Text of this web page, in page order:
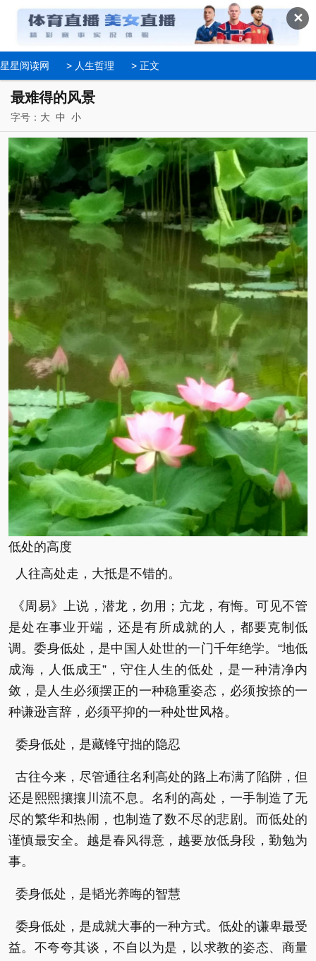
✕
星星阅读网 > 人生哲理 > 正文
最难得的风景
字号： 大 中 小
低处的高度
人往高处走，大抵是不错的。
《周易》上说，潜龙，勿用；亢龙，有悔。可见不管
是处在事业开端，还是有所成就的人，都要克制低
调。委身低处，是中国人处世的一门千年绝学。“地低
成海，人低成王”，守住人生的低处，是一种清净内
敛，是人生必须摆正的一种稳重姿态，必须按捺的一
种谦逊言辞，必须平抑的一种处世风格。
委身低处，是藏锋守拙的隐忍
古往今来，尽管通往名利高处的路上布满了陷阱，但
还是熙熙攘攘川流不息。名利的高处，一手制造了无
尽的繁华和热闹，也制造了数不尽的悲剧。而低处的
谨慎最安全。越是春风得意，越要放低身段，勤勉为
事。
委身低处，是韬光养晦的智慧
委身低处，是成就大事的一种方式。低处的谦卑最受
益。不夸夸其谈，不自以为是，以求教的姿态、商量